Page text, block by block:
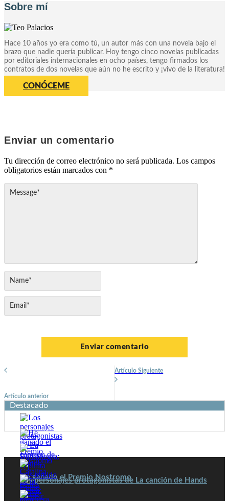
Sobre mí
Hace 10 años yo era como tú, un autor más con una novela bajo el
brazo que nadie quería publicar. Hoy tengo cinco novelas publicadas
por editoriales internacionales en ocho países, tengo firmados los
contratos de dos novelas que aún no he escrito y ¡vivo de la literatura!
CONÓCEME
Enviar un comentario
Tu dirección de correo electrónico no será publicada. Los campos
obligatorios están marcados con *
Artículo anterior
Artículo Siguiente
Destacado
Los personajes protagonistas de La canción de Hands
He ganado el Premio Nostromo